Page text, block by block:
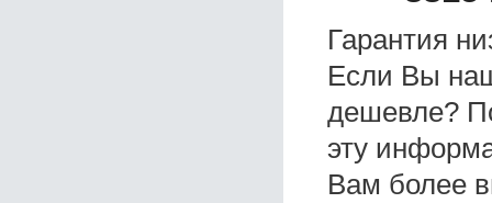
Гарантия
Если Вы
дешевле?
эту
Вам более